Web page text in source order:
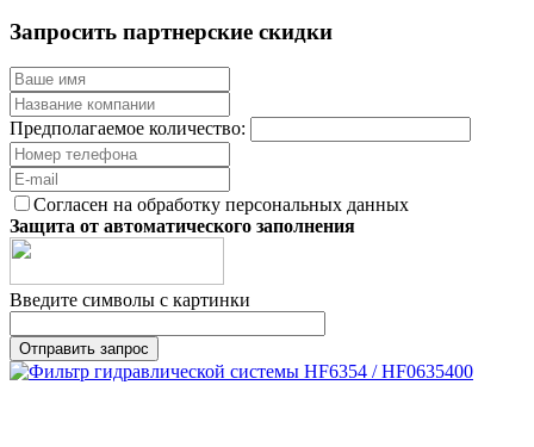
Запросить партнерские скидки
Предполагаемое количество:
Согласен на обработку персональных данных
Защита от автоматического заполнения
Введите символы с картинки